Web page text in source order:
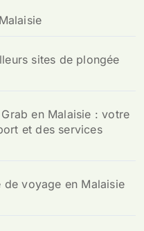
sites de plongée
en Malaisie : votre
et des services
de voyage en Malaisie